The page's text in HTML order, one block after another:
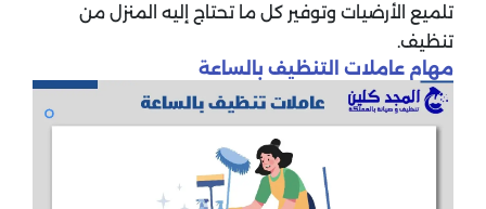
تلميع الأرضيات وتوفير كل ما تحتاج إليه المنزل من
تنظيف.
مهام عاملات التنظيف بالساعة